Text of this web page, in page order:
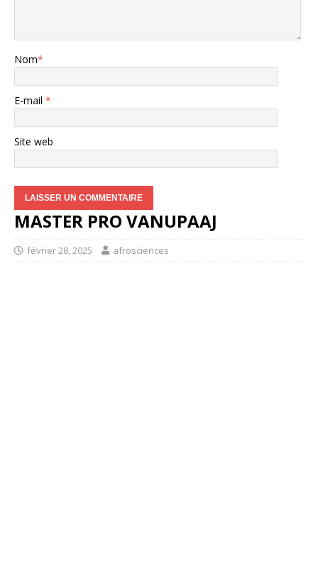
Nom*
E-mail *
Site web
MASTER PRO VANUPAAJ
février 28, 2025 afrosciences